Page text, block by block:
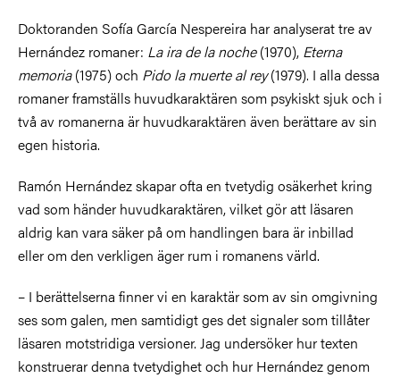
Doktoranden Sofía García Nespereira har analyserat tre av
Hernández romaner: La ira de la noche(1970), Eterna
memoria(1975) och Pido la muerte al rey(1979). I alla dessa
romaner framställs huvudkaraktären som psykiskt sjuk och i
två av romanerna är huvudkaraktären även berättare av sin
egen historia.
Ramón Hernández skapar ofta en tvetydig osäkerhet kring
vad som händer huvudkaraktären, vilket gör att läsaren
aldrig kan vara säker på om handlingen bara är inbillad
eller om den verkligen äger rum i romanens värld.
– I berättelserna finner vi en karaktär som av sin omgivning
ses som galen, men samtidigt ges det signaler som tillåter
läsaren motstridiga versioner. Jag undersöker hur texten
konstruerar denna tvetydighet och hur Hernández genom